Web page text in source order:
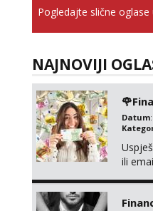
Pogledajte slične oglase
NAJNOVIJI
Datum
ili